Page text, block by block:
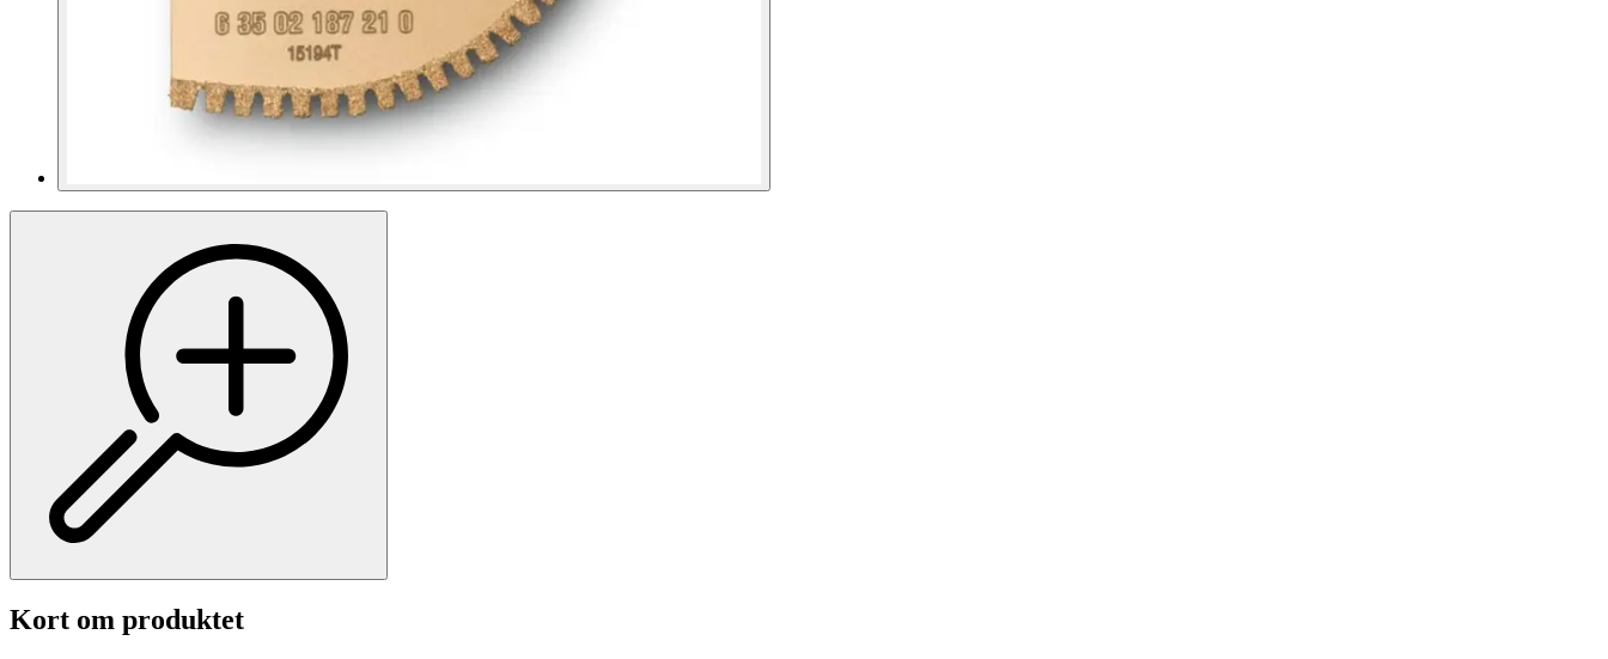
Kort om produktet